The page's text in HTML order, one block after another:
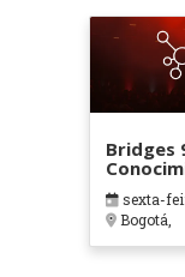
Bridges
sexta-
Bogotá,